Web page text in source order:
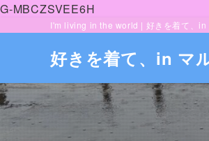
G-MBCZSVEE6H
I'm living in the world | 好きを着て、in
好きを着て、in マ